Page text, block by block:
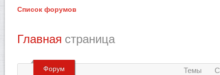
Список форумов
Главная страница
Форум Темы